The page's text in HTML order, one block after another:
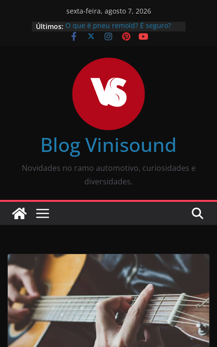
sexta-feira, agosto 7, 2026
Últimos: O que é pneu remold? É seguro?
Vale a pena?
descomplicado
JBL Wave Buds é bom? Uma review
completa
O som automotivo Pioneer é bom?
Review completa
Som para carros com bluetooth e
tela: como escolher?
Blog Vinisound
Novidades no ramo automotivo, curiosidades e
diversidades.